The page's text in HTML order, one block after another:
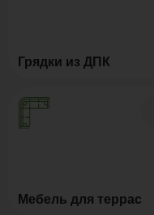
Грядки из ДПК
Мебель для террас